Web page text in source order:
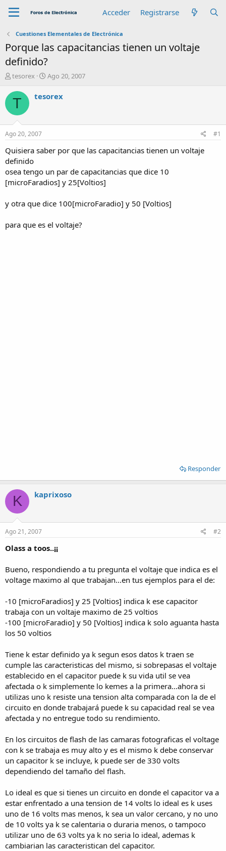
Acceder Registrarse
Cuestiones Elementales de Electrónica
Porque las capacitancias tienen un voltaje
definido?
A
t
o
r
tesorex
F
c
n
i
o
Ago 20, 2007
T tesorex
Ago 20, 2007 #1
Quisiera saber por que las capacitancias tienen un voltaje
definido
osea tengo un par de capacitancias que dice 10
[microFaradios] y 25[Voltios]
y otra que dice 100[microFaradio] y 50 [Voltios]
para que es el voltaje?
Responder
K kaprixoso
Ago 21, 2007 #2
Olass a toos..¡¡
Bueno, respondiendo a tu pregunta el voltaje que indica es el
voltage maximo al que trabajan...en tus ejemplos para el de:
-10 [microFaradios] y 25 [Voltios] indica k ese capacitor
trabaja con un voltaje maximo de 25 voltios
-100 [microFaradio] y 50 [Voltios] indica k solo aguanta hasta
los 50 voltios
Tiene k estar definido ya k segun esos datos k traen se
cumple las caracteristicas del mismo, si sobrepasas el voltaje
establecido en el capacitor puede k su vida util se vea
afectada o k simplemente lo kemes a la primera...ahora si
utilizas uno k resiste una tension alta comparada con la de el
circuito en donde trabajará puede k su capacidad real se vea
afectada y no entregue todo su rendimiento.
En los circuitos de flash de las camaras fotograficas el voltage
con k se trabaja es muy alto y es el mismo k debe conservar
un capacitor k se incluye, k puede ser de 330 volts
dependiendo del tamaño del flash.
Lo ideal es que si tienes un circuito en donde el capacitor va a
estar enfrentado a una tension de 14 volts lo ideal es k uses
uno de 16 volts mas menos, k sea un valor cercano, y no uno
de 10 volts ya k se calentaria o duraria menos, o tampoco
utilizar uno de 63 volts ya k no seria lo ideal, ademas k
cambiarian las caracteristican del capacitor.